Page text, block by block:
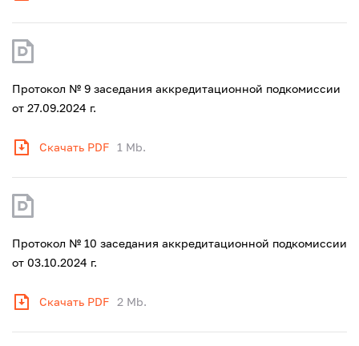
Протокол № 9 заседания аккредитационной подкомиссии
от 27.09.2024 г.
Скачать PDF 1 Mb.
Протокол № 10 заседания аккредитационной подкомиссии
от 03.10.2024 г.
Скачать PDF 2 Mb.